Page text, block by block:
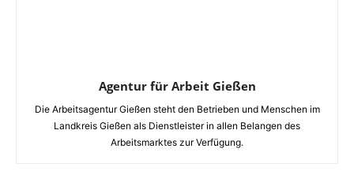
Agentur für Arbeit Gießen
Die Arbeitsagentur Gießen steht den Betrieben und Menschen im
Landkreis Gießen als Dienstleister in allen Belangen des
Arbeitsmarktes zur Verfügung.